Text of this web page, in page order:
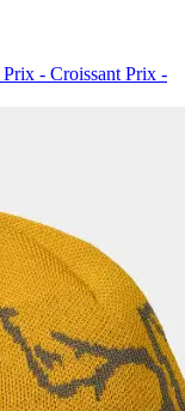
Prix - Croissant Prix -